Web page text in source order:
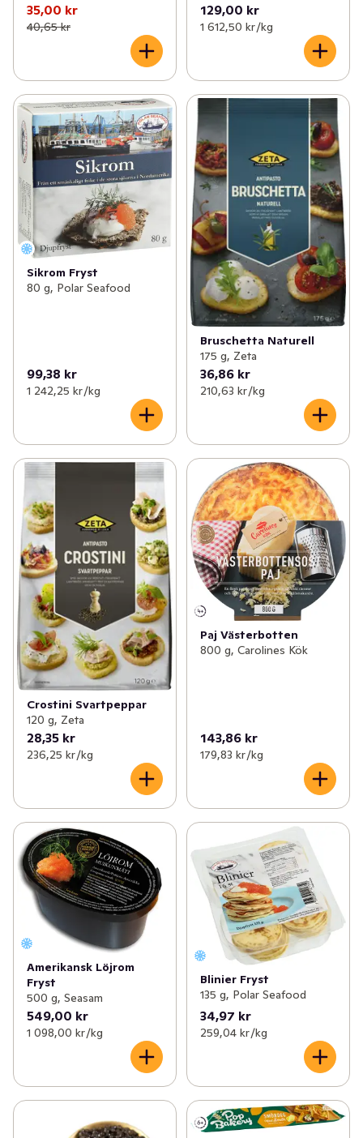
35,00 kr
40,65 kr
129,00 kr
1 612,50 kr /kg
Sikrom Fryst
80 g, Polar Seafood
99,38 kr
1 242,25 kr /kg
Bruschetta Naturell
175 g, Zeta
36,86 kr
210,63 kr /kg
Crostini Svartpeppar
120 g, Zeta
28,35 kr
236,25 kr /kg
Paj Västerbotten
800 g, Carolines Kök
143,86 kr
179,83 kr /kg
Amerikansk Löjrom
Fryst
500 g, Seasam
549,00 kr
1 098,00 kr /kg
Blinier Fryst
135 g, Polar Seafood
34,97 kr
259,04 kr /kg